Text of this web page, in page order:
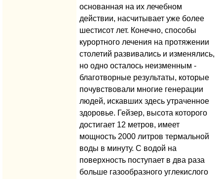
основанная на их лечебном
действии, насчитывает уже более
шестисот лет. Конечно, способы
курортного лечения на протяжении
столетий развивались и изменялись,
но одно осталось неизменным -
благотворные результаты, которые
почувствовали многие генерации
людей, искавших здесь утраченное
здоровье. Гейзер, высота которого
достигает 12 метров, имеет
мощность 2000 литров термальной
воды в минуту. С водой на
поверхность поступает в два раза
больше газообразного углекислого